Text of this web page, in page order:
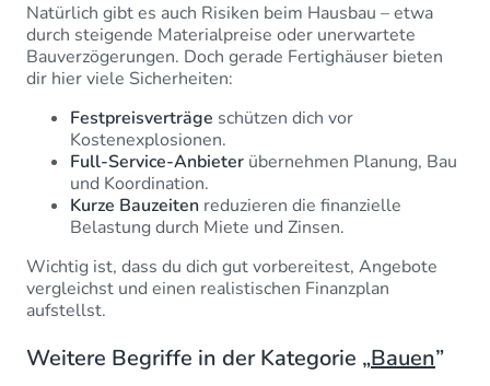
Natürlich gibt es auch Risiken beim Hausbau – etwa
durch steigende Materialpreise oder unerwartete
Bauverzögerungen. Doch gerade Fertighäuser bieten
dir hier viele Sicherheiten:
Festpreisverträge schützen dich vor
Kostenexplosionen.
Full-Service-Anbieter übernehmen Planung, Bau
und Koordination.
Kurze Bauzeiten reduzieren die finanzielle
Belastung durch Miete und Zinsen.
Wichtig ist, dass du dich gut vorbereitest, Angebote
vergleichst und einen realistischen Finanzplan
aufstellst.
Weitere Begriffe in der Kategorie „Bauen”